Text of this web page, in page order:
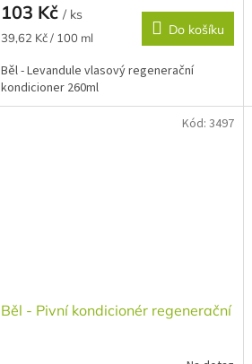
103 Kč / ks
Měrná
39,62 Kč / 100 ml Do košíku
Běl - Levandule vlasový regenerační
kondicioner 260ml
Běl - Pivní kondicionér regenerační
Kód: 3497